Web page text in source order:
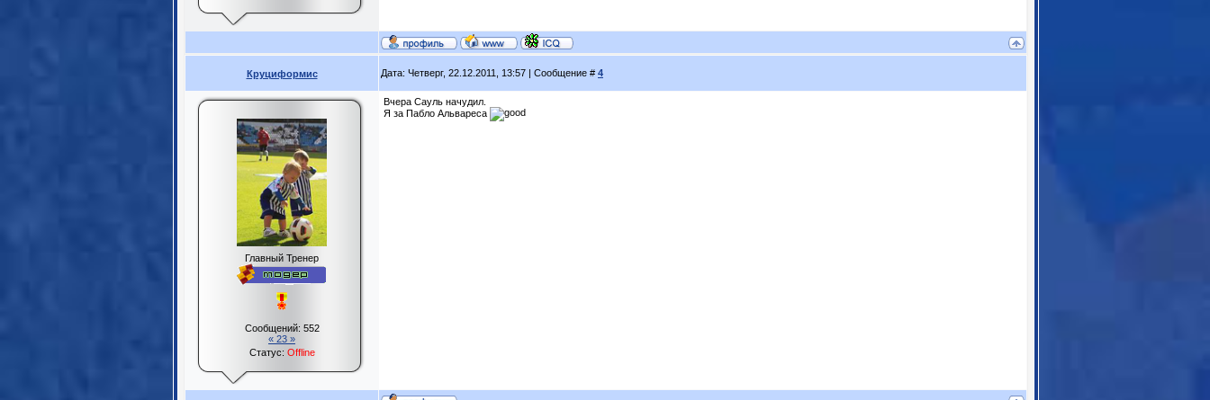
Круциформис Дата: Четверг, 22.12.2011, 13:57 | Сообщение # 4
Главный Тренер
Сообщений: 552
« 23 »
Статус: Offline
Вчера Сауль начудил.
Я за Пабло Альвареса